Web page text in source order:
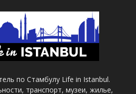
по Стамбулу Life in Istanbul.
транспорт, музеи, жилье,